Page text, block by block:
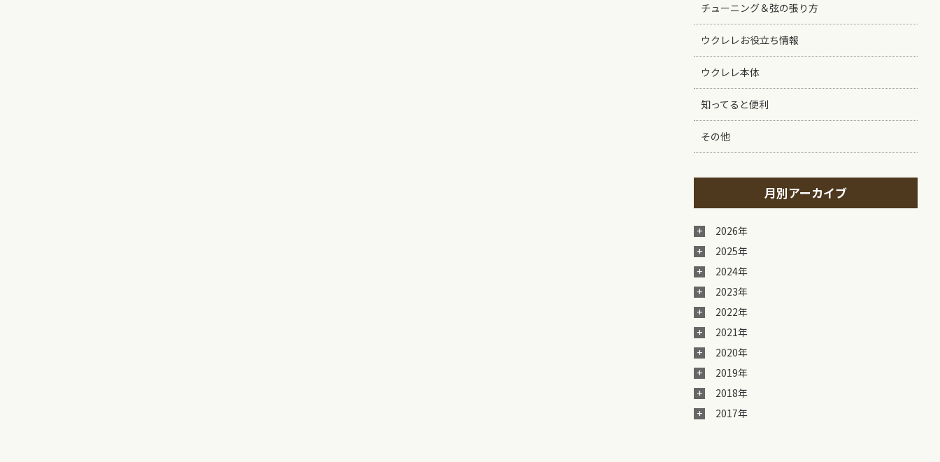
チューニング＆弦の張り方
ウクレレお役立ち情報
ウクレレ本体
知ってると便利
その他
月別アーカイブ
2026年
2025年
2024年
2023年
2022年
2021年
2020年
2019年
2018年
2017年